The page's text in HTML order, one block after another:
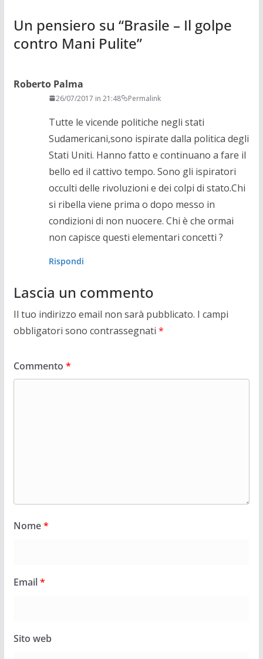
Un pensiero su “Brasile – Il golpe
contro Mani Pulite”
Roberto Palma
26/07/2017 in 21:48 Permalink
Tutte le vicende politiche negli stati
Sudamericani,sono ispirate dalla politica degli
Stati Uniti. Hanno fatto e continuano a fare il
bello ed il cattivo tempo. Sono gli ispiratori
occulti delle rivoluzioni e dei colpi di stato.Chi
si ribella viene prima o dopo messo in
condizioni di non nuocere. Chi è che ormai
non capisce questi elementari concetti ?
Rispondi
Lascia un commento
Il tuo indirizzo email non sarà pubblicato. I campi
obbligatori sono contrassegnati *
Commento *
Nome*
Email*
Sito web